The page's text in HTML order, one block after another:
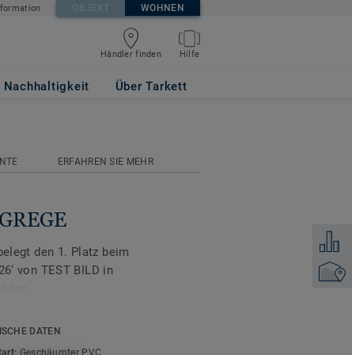
OBJEKT WOHNEN
Händler finden Hilfe
Nachhaltigkeit Über Tarkett
Zum
ERFAHREN SIE MEHR
den 1. Platz beim
von TEST BILD in
DATEN
Geschäumter PVC